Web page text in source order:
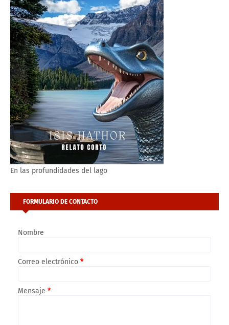
En las profundidades del lago
FORMULARIO DE CONTACTO
Nombre
Correo electrónico *
Mensaje *